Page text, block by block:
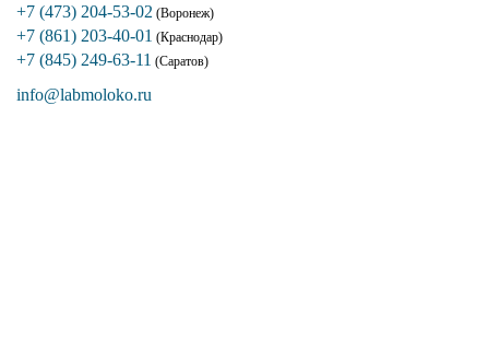
+7 (473) 204-53-02 (Воронеж)
+7 (861) 203-40-01 (Краснодар)
+7 (845) 249-63-11 (Саратов)
info@labmoloko.ru